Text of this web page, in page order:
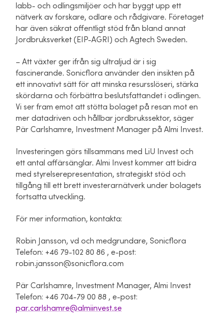
labb- och odlingsmiljöer och har byggt upp ett
nätverk av forskare, odlare och rådgivare. Företaget
har även säkrat offentligt stöd från bland annat
Jordbruksverket (EIP-AGRI) och Agtech Sweden.
– Att växter ger ifrån sig ultraljud är i sig
fascinerande. Sonicflora använder den insikten på
ett innovativt sätt för att minska resursslöseri, stärka
skördarna och förbättra beslutsfattandet i odlingen.
Vi ser fram emot att stötta bolaget på resan mot en
mer datadriven och hållbar jordbrukssektor, säger
Pär Carlshamre, Investment Manager på Almi Invest.
Investeringen görs tillsammans med LiU Invest och
ett antal affärsänglar. Almi Invest kommer att bidra
med styrelserepresentation, strategiskt stöd och
tillgång till ett brett investerarnätverk under bolagets
fortsatta utveckling.
För mer information, kontakta:
Robin Jansson, vd och medgrundare, Sonicflora
Telefon: +46 79-102 80 86 , e-post:
robin.jansson@sonicflora.com
Pär Carlshamre, Investment Manager, Almi Invest
Telefon: +46 704-79 00 88 , e-post:
par.carlshamre@almiinvest.se